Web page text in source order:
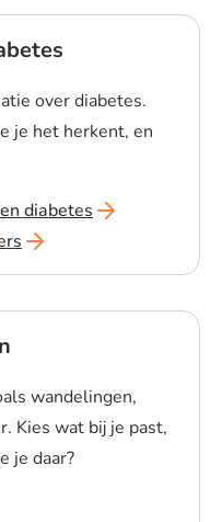
over diabetes.
je het herkent, en
diabetes
wandelingen,
Kies wat bij je past,
je daar?